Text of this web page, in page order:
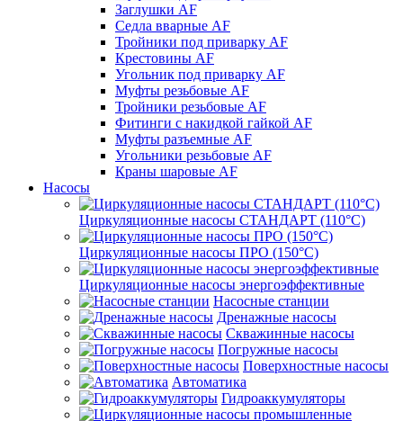
Заглушки AF
Седла вварные AF
Тройники под приварку AF
Крестовины AF
Угольник под приварку AF
Муфты резьбовые AF
Тройники резьбовые AF
Фитинги с накидкой гайкой AF
Муфты разъемные AF
Угольники резьбовые AF
Краны шаровые AF
Насосы
Циркуляционные насосы СТАНДАРТ (110°C)
Циркуляционные насосы ПРО (150°C)
Циркуляционные насосы энергоэффективные
Насосные станции
Дренажные насосы
Скважинные насосы
Погружные насосы
Поверхностные насосы
Автоматика
Гидроаккумуляторы